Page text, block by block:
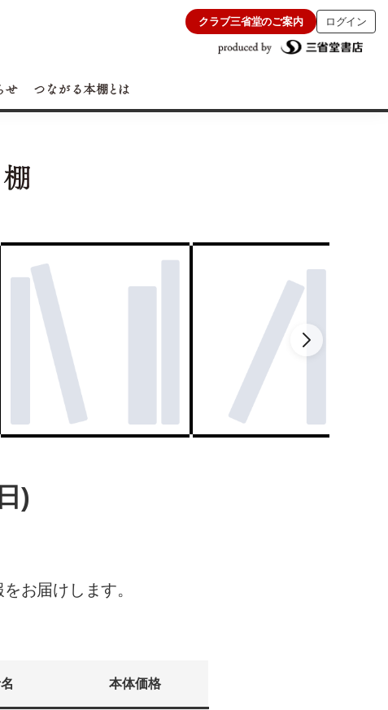
クラブ三省堂のご案内 ログイン
)
お届けします。
本体価格